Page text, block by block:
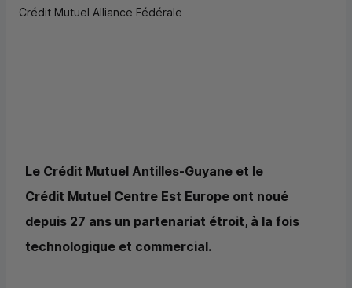
Crédit Mutuel Alliance Fédérale
Le Crédit Mutuel Antilles-Guyane et le
Crédit Mutuel Centre Est Europe ont noué
depuis 27 ans un partenariat étroit, à la fois
technologique et commercial.